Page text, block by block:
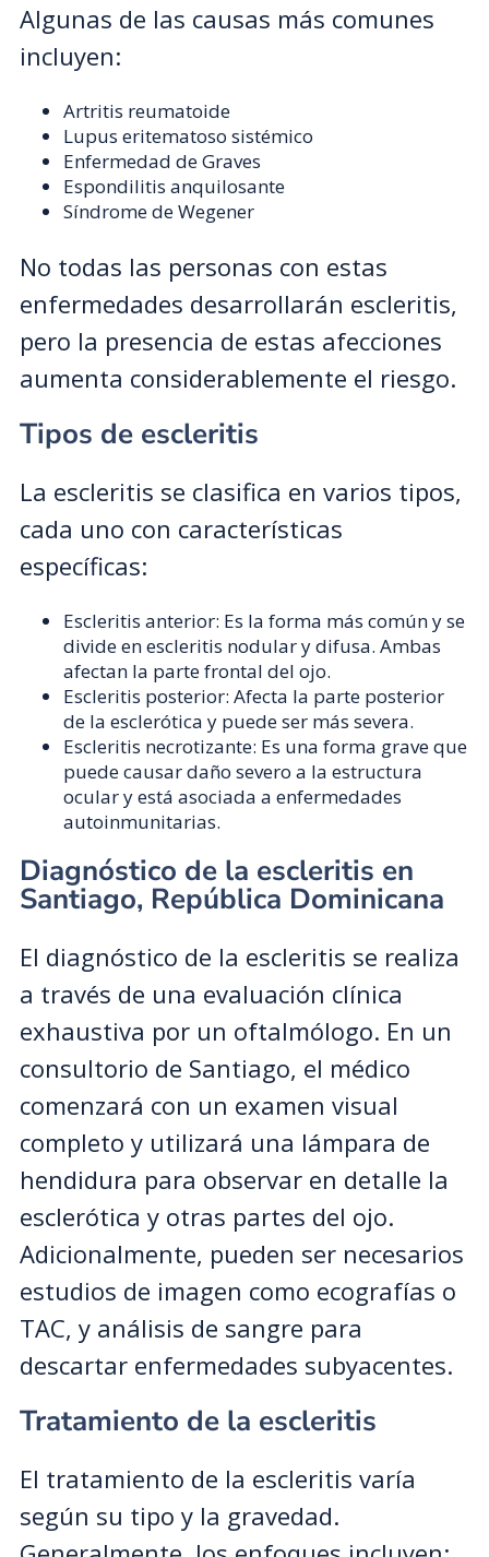
Algunas de las causas más comunes
incluyen:
Artritis reumatoide
Lupus eritematoso sistémico
Enfermedad de Graves
Espondilitis anquilosante
Síndrome de Wegener
No todas las personas con estas
enfermedades desarrollarán escleritis,
pero la presencia de estas afecciones
aumenta considerablemente el riesgo.
Tipos de escleritis
La escleritis se clasifica en varios tipos,
cada uno con características
específicas:
Escleritis anterior: Es la forma más común y se
divide en escleritis nodular y difusa. Ambas
afectan la parte frontal del ojo.
Escleritis posterior: Afecta la parte posterior
de la esclerótica y puede ser más severa.
Escleritis necrotizante: Es una forma grave que
puede causar daño severo a la estructura
ocular y está asociada a enfermedades
autoinmunitarias.
Diagnóstico de la escleritis en
Santiago, República Dominicana
El diagnóstico de la escleritis se realiza
a través de una evaluación clínica
exhaustiva por un oftalmólogo. En un
consultorio de Santiago, el médico
comenzará con un examen visual
completo y utilizará una lámpara de
hendidura para observar en detalle la
esclerótica y otras partes del ojo.
Adicionalmente, pueden ser necesarios
estudios de imagen como ecografías o
TAC, y análisis de sangre para
descartar enfermedades subyacentes.
Tratamiento de la escleritis
El tratamiento de la escleritis varía
según su tipo y la gravedad.